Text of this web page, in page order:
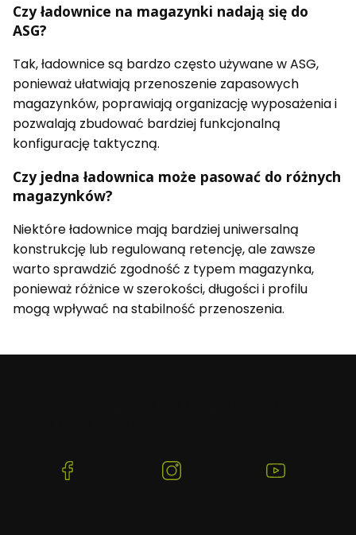
Czy ładownice na magazynki nadają się do
ASG?
Tak, ładownice są bardzo często używane w ASG,
ponieważ ułatwiają przenoszenie zapasowych
magazynków, poprawiają organizację wyposażenia i
pozwalają zbudować bardziej funkcjonalną
konfigurację taktyczną.
Czy jedna ładownica może pasować do różnych
magazynków?
Niektóre ładownice mają bardziej uniwersalną
konstrukcję lub regulowaną retencję, ale zawsze
warto sprawdzić zgodność z typem magazynka,
ponieważ różnice w szerokości, długości i profilu
mogą wpływać na stabilność przenoszenia.
(Otwiera
(Otwiera